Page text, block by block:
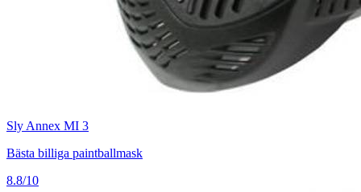
Sly Annex MI 3
Bästa billiga paintballmask
8.8/10